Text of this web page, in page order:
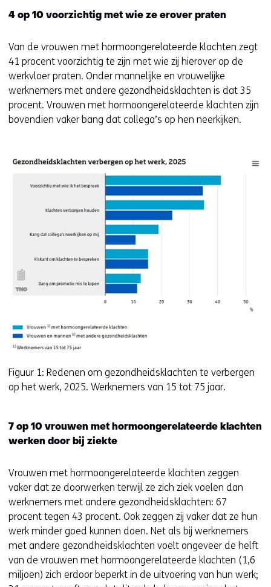
4 op 10 voorzichtig met wie ze erover praten
Van de vrouwen met hormoongerelateerde klachten zegt
41 procent voorzichtig te zijn met wie zij hierover op de
werkvloer praten. Onder mannelijke en vrouwelijke
werknemers met andere gezondheidsklachten is dat 35
procent. Vrouwen met hormoongerelateerde klachten zijn
bovendien vaker bang dat collega’s op hen neerkijken.
Figuur 1: Redenen om gezondheidsklachten te verbergen
op het werk, 2025. Werknemers van 15 tot 75 jaar.
7 op 10 vrouwen met hormoongerelateerde klachten
werken door bij ziekte
Vrouwen met hormoongerelateerde klachten zeggen
vaker dat ze doorwerken terwijl ze zich ziek voelen dan
werknemers met andere gezondheidsklachten: 67
procent tegen 43 procent. Ook zeggen zij vaker dat ze hun
werk minder goed kunnen doen. Net als bij werknemers
met andere gezondheidsklachten voelt ongeveer de helft
van de vrouwen met hormoongerelateerde klachten (1,6
miljoen) zich erdoor beperkt in de uitvoering van hun werk;